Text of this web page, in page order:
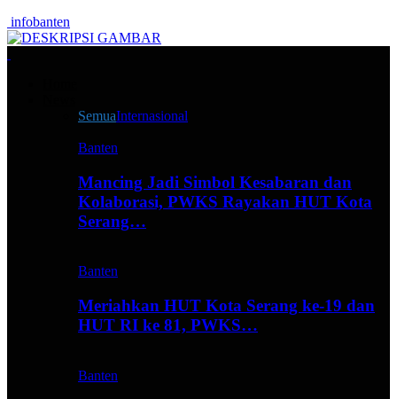
infobanten
SemuaInternasional
Banten
Mancing Jadi Simbol Kesabaran dan
Kolaborasi, PWKS Rayakan HUT Kota
Serang…
Banten
Meriahkan HUT Kota Serang ke-19 dan
HUT RI ke 81, PWKS…
Banten